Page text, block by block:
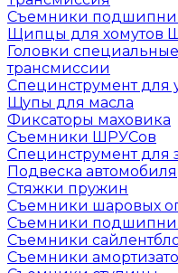
Съемники
Щипцы для хомутов
Головки
трансмиссии
Специнструмент для
Щупы для масла
Фиксаторы маховика
Съемники ШРУСов
Специнструмент для
Подвеска автомобиля
Стяжки пружин
Съемники шаровых
Съемники
Съемники
Съемники